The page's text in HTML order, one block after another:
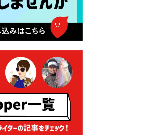
グ型ふるさと納税の
いて
9日 農地法等に係
請に係る登記事項証
付省略について
9日 廃食用油の回
7日 「おゆずりコ
について